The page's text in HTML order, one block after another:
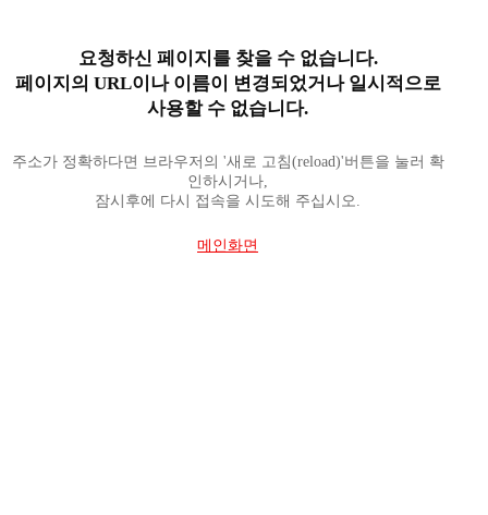
요청하신 페이지를 찾을 수 없습니다.
페이지의 URL이나 이름이 변경되었거나 일시적으로
사용할 수 없습니다.
주소가 정확하다면 브라우저의 '새로 고침(reload)'버튼을 눌러 확
인하시거나,
잠시후에 다시 접속을 시도해 주십시오.
메인화면